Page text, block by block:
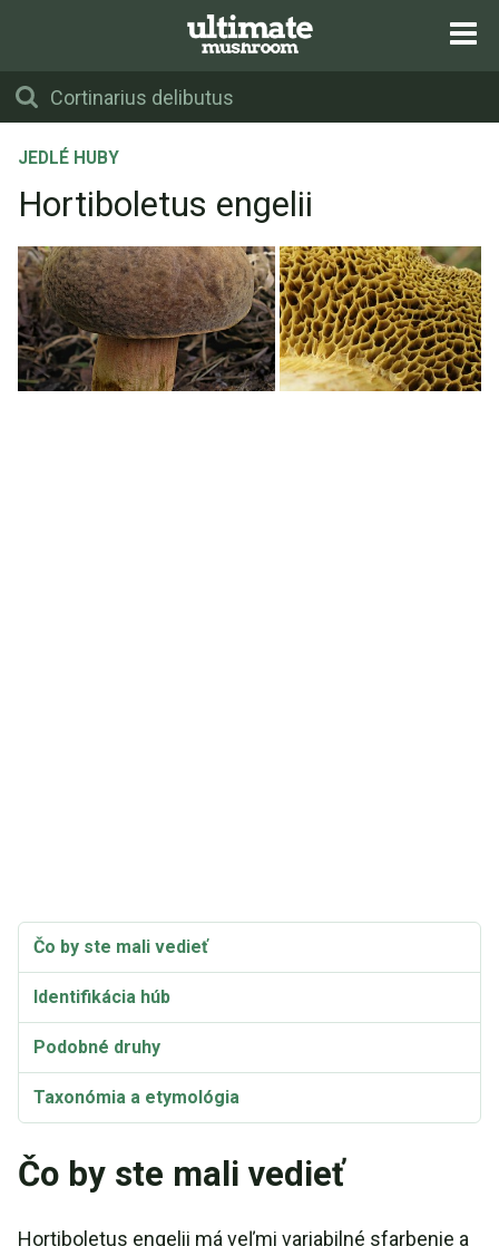
JEDLÉ HUBY
Hortiboletus engelii
Čo by ste mali vedieť
Identifikácia húb
Podobné druhy
Taxonómia a etymológia
Čo by ste mali vedieť
Hortiboletus engelii má veľmi variabilné sfarbenie a